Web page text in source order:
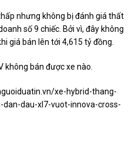
nhưng không bị đánh giá thất
số 9 chiếc. Bởi vì, đây không
giá bán lên tới 4,615 tỷ đồng.
không bán được xe nào.
xe-hybrid-thang-
dau-xl7-vuot-innova-cross-